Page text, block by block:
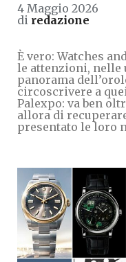
4 Maggio 2026
di redazione
È vero: Watches
le attenzioni, nelle
panorama
circoscrivere a
Palexpo: va ben
allora di
presentato le loro